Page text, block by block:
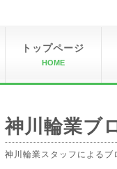
トップページ
HOME
神川輪業ブ
神川輪業スタッフによるブ